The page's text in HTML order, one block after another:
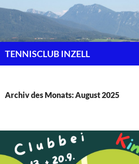
Zum
Inhalt
TENNISCLUB INZELL
Archiv des Monats: August 2025